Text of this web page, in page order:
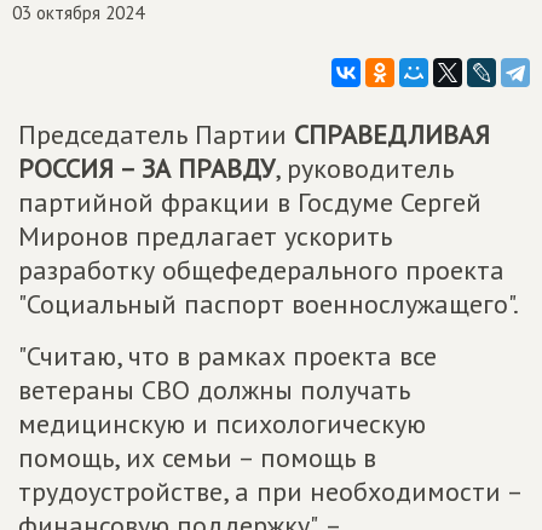
03 октября 2024
Председатель Партии СПРАВЕДЛИВАЯ
РОССИЯ – ЗА ПРАВДУ, руководитель
партийной фракции в Госдуме Сергей
Миронов предлагает ускорить
разработку общефедерального проекта
"Социальный паспорт военнослужащего".
"Считаю, что в рамках проекта все
ветераны СВО должны получать
медицинскую и психологическую
помощь, их семьи – помощь в
трудоустройстве, а при необходимости –